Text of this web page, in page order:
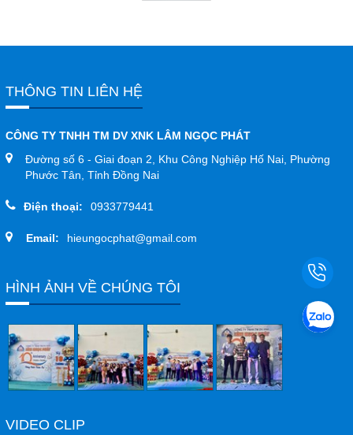
THÔNG TIN LIÊN HỆ
CÔNG TY TNHH TM DV XNK LÂM NGỌC PHÁT
Đường số 6 - Giai đoạn 2, Khu Công Nghiệp Hố Nai, Phường
Phước Tân, Tỉnh Đồng Nai
Điện thoại: 0933779441
Email: hieungocphat@gmail.com
HÌNH ẢNH VỀ CHÚNG TÔI
VIDEO CLIP